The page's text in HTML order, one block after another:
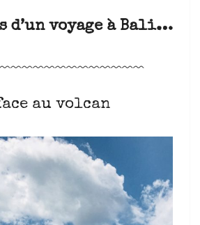
d’un voyage à Bali…
au volcan